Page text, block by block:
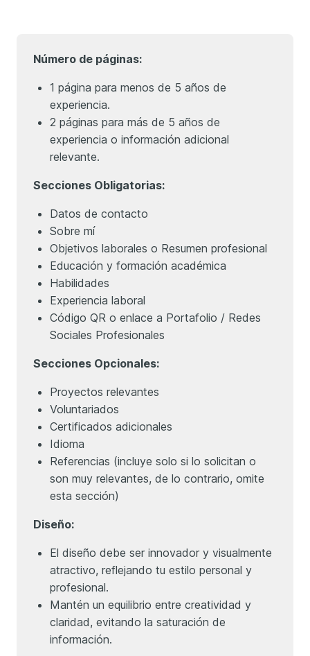
Número de páginas:
1 página para menos de 5 años de
experiencia.
2 páginas para más de 5 años de
experiencia o información adicional
relevante.
Secciones Obligatorias:
Datos de contacto
Sobre mí
Objetivos laborales o Resumen profesional
Educación y formación académica
Habilidades
Experiencia laboral
Código QR o enlace a Portafolio / Redes
Sociales Profesionales
Secciones Opcionales:
Proyectos relevantes
Voluntariados
Certificados adicionales
Idioma
Referencias (incluye solo si lo solicitan o
son muy relevantes, de lo contrario, omite
esta sección)
Diseño:
El diseño debe ser innovador y visualmente
atractivo, reflejando tu estilo personal y
profesional.
Mantén un equilibrio entre creatividad y
claridad, evitando la saturación de
información.